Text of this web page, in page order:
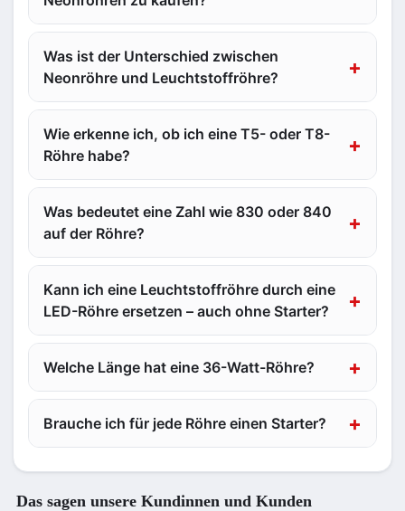
Was ist der Unterschied zwischen
Neonröhre und Leuchtstoffröhre?
Wie erkenne ich, ob ich eine T5- oder T8-
Röhre habe?
Was bedeutet eine Zahl wie 830 oder 840
auf der Röhre?
Kann ich eine Leuchtstoffröhre durch eine
LED-Röhre ersetzen – auch ohne Starter?
Welche Länge hat eine 36-Watt-Röhre?
Brauche ich für jede Röhre einen Starter?
Das sagen unsere Kundinnen und Kunden